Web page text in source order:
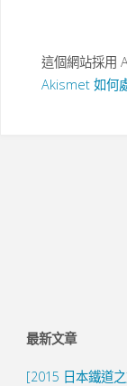
這個網站採用
Akismet 如何
最新文章
[2015 日本鐵道